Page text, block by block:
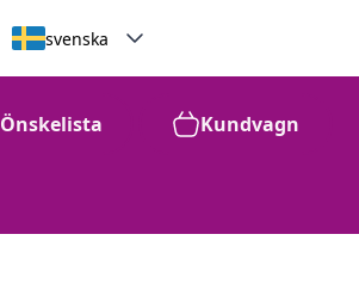
svenska
Önskelista Kundvagn